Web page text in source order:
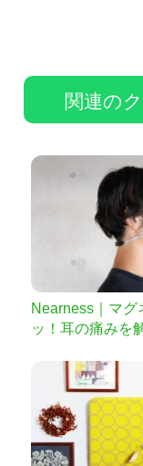
関連の
Nearness｜マグ
ッ！耳の痛みを